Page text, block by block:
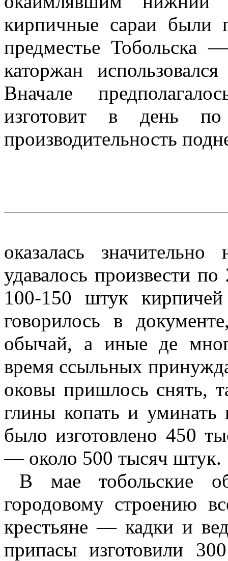
кирпичные сараи были
предместье
каторжан
Вначале
изготовит в день
производительность
оказалась
удавалось произвести
100-150 штук
говорилось в
обычай, а иные де
время ссыльных
оковы пришлось снять,
глины копать и уминать
было изготовлено 450
— около 500 тысяч штук.
В мае тобольские
городовому строению
крестьяне — кадки и
припасы изготовили